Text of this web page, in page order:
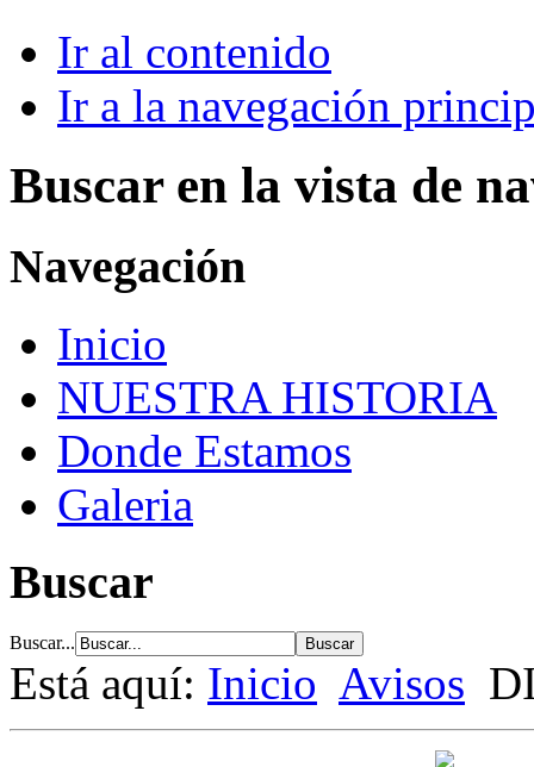
Ir al contenido
Ir a la navegación
Buscar en la vista de
Navegación
Inicio
NUESTRA HISTORIA
Donde Estamos
Galeria
Buscar
Buscar...
Está aquí: Inicio Avisos